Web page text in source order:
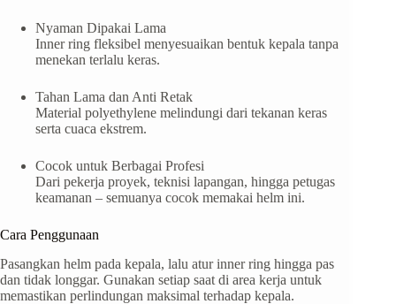
Nyaman Dipakai Lama
Inner ring fleksibel menyesuaikan bentuk kepala tanpa
menekan terlalu keras.
Tahan Lama dan Anti Retak
Material polyethylene melindungi dari tekanan keras
serta cuaca ekstrem.
Cocok untuk Berbagai Profesi
Dari pekerja proyek, teknisi lapangan, hingga petugas
keamanan – semuanya cocok memakai helm ini.
Cara Penggunaan
Pasangkan helm pada kepala, lalu atur inner ring hingga pas
dan tidak longgar. Gunakan setiap saat di area kerja untuk
memastikan perlindungan maksimal terhadap kepala.